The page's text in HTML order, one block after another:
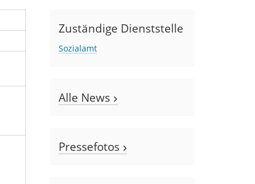
Zuständige Dienststelle
Sozialamt
Alle News
Pressefotos